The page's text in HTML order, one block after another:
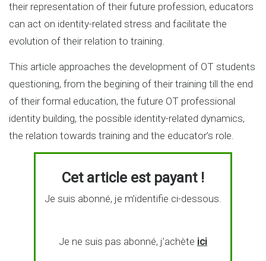
their representation of their future profession, educators
can act on identity-related stress and facilitate the
evolution of their relation to training.
This article approaches the development of OT students
questioning, from the begining of their training till the end
of their formal education, the future OT professional
identity building, the possible identity-related dynamics,
the relation towards training and the educator’s role.
Cet article est payant !
Je suis abonné, je m’identifie ci-dessous.
Je ne suis pas abonné, j’achète ici